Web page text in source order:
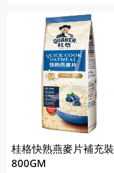
桂格快熟燕麥片補充裝
800GM